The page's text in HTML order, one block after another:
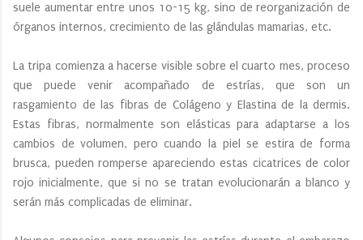
suele aumentar entre unos 10-15 kg, sino de reorganización de
órganos internos, crecimiento de las glándulas mamarias, etc.
La tripa comienza a hacerse visible sobre el cuarto mes, proceso
que puede venir acompañado de estrías, que son un
rasgamiento de las fibras de Colágeno y Elastina de la dermis.
Estas fibras, normalmente son elásticas para adaptarse a los
cambios de volumen, pero cuando la piel se estira de forma
brusca, pueden romperse apareciendo estas cicatrices de color
rojo inicialmente, que si no se tratan evolucionarán a blanco y
serán más complicadas de eliminar.